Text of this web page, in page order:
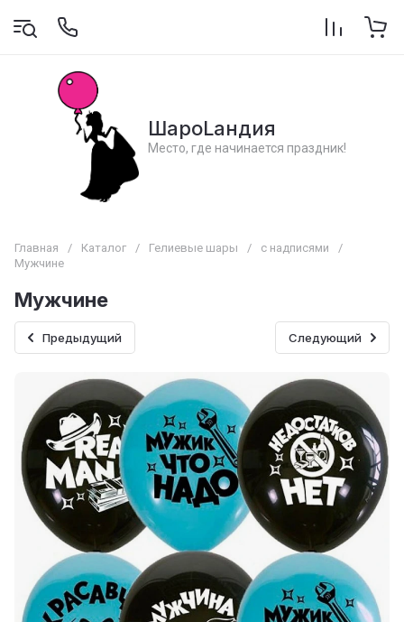
ШароLандия
Место, где начинается праздник!
Главная / Каталог / Гелиевые шары / с надписями
/
Мужчине
Мужчине
Предыдущий Следующий